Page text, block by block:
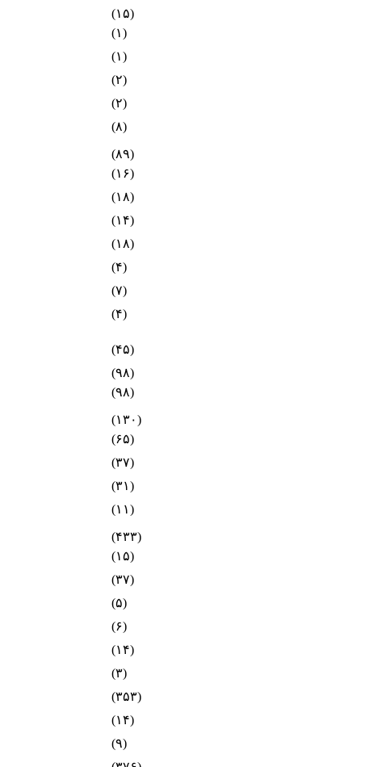
(۱۵)
(۱)
(۱)
(۲)
(۲)
(۸)
(۸۹)
(۱۶)
(۱۸)
(۱۴)
(۱۸)
(۴)
(۷)
(۴)
(۴۵)
(۹۸)
(۹۸)
(۱۳۰)
(۶۵)
(۳۷)
(۳۱)
(۱۱)
(۴۳۳)
(۱۵)
(۳۷)
(۵)
(۶)
(۱۴)
(۳)
(۳۵۳)
(۱۴)
(۹)